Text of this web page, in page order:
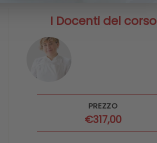
I Docenti del corso
PREZZO
€317,00